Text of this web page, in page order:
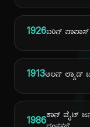
1926ಐರಿನ್ ಪಾಪಾಸ್
1913ಅಲನ್ ಲ್ಯಾಡ್
1986ಶಾನ್ ವೈಟ್